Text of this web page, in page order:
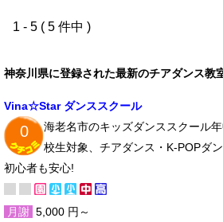
1 - 5 ( 5 件中 )
神奈川県に登録された最新のチアダンス教
Vina☆Star ダンススクール
0
海老名市のキッズダンススクール
校生対象、チアダンス・K-POPダ
初心者も安心!
月謝 5,000 円～